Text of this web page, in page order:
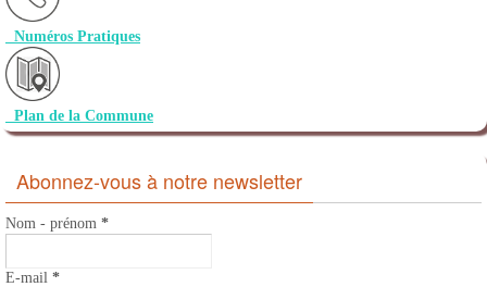
Numéros Pratiques
Plan de la Commune
Abonnez-vous à notre newsletter
Nom - prénom *
E-mail *